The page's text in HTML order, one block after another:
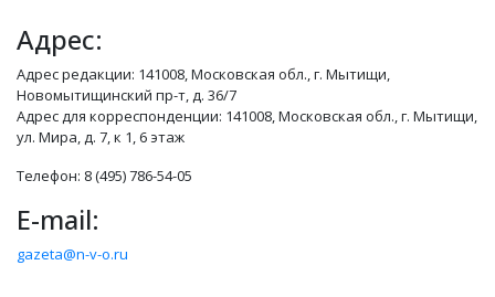
Адрес:
Адрес редакции: 141008, Московская обл., г. Мытищи,
Новомытищинский пр-т, д. 36/7
Адрес для корреспонденции: 141008, Московская обл., г. Мытищи,
ул. Мира, д. 7, к 1, 6 этаж
Телефон: 8 (495) 786-54-05
E-mail:
gazeta@n-v-o.ru